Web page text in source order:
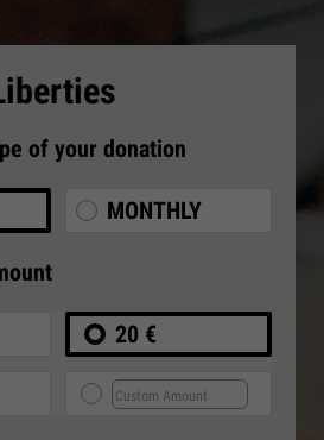
of your donation
MONTHLY
20 €